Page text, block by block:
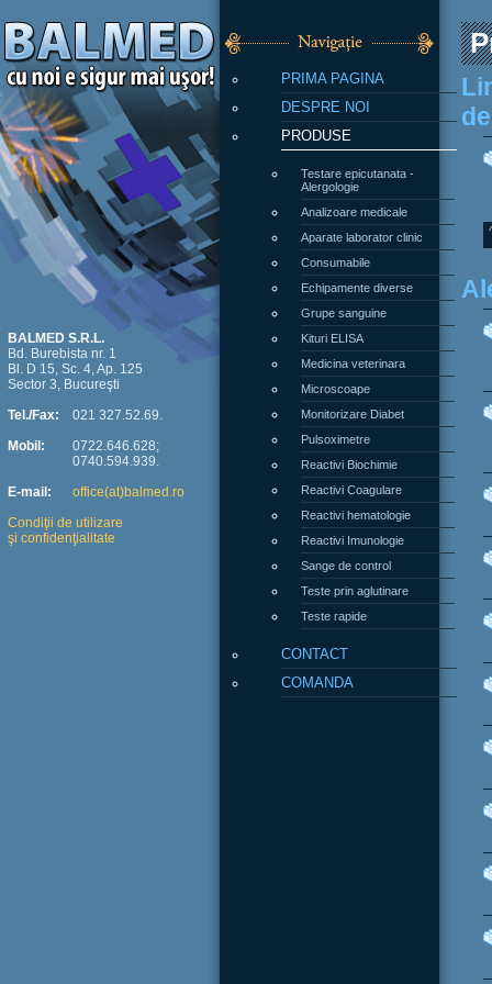
PRIMA PAGINA
DESPRE NOI
PRODUSE
Testare epicutanata -
Alergologie
Analizoare medicale
Aparate laborator clinic
Consumabile
Echipamente diverse
Grupe sanguine
Kituri ELISA
Medicina veterinara
Microscoape
Monitorizare Diabet
Pulsoximetre
Reactivi Biochimie
Reactivi Coagulare
Reactivi hematologie
Reactivi Imunologie
Sange de control
Teste prin aglutinare
Teste rapide
CONTACT
COMANDA
BALMED S.R.L.
Bd. Burebista nr. 1
Bl. D 15, Sc. 4, Ap. 125
Sector 3, Bucureşti
Tel./Fax:
Mobil:
E-mail:
021 327.52.69.
0722.646.628;
0740.594.939.
office(at)balmed.ro
Condiţii de utilizare
şi confidenţialitate